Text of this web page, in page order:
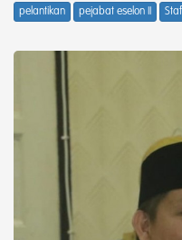
pelantikan
pejabat eselon II